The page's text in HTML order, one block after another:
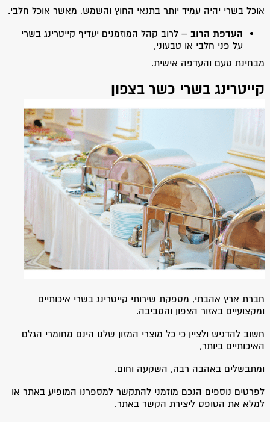
אוכל בשרי יהיה עמיד יותר בתנאי החוץ והשמש, מאשר אוכל חלבי.
העדפת הרוב –לרוב קהל המוזמנים יעדיף קייטרינג בשרי
על פני חלבי או טבעוני,
מבחינת טעם והעדפה אישית.
קייטרינג בשרי כשר בצפון
חברת ארץ אהבתי, מספקת שירותי קייטרינג בשרי איכותיים
ומקצועיים באזור הצפון והסביבה.
חשוב להדגיש ולציין כי כל מוצרי המזון שלנו הינם מחומרי הגלם
האיכותיים ביותר,
ומתבשלים באהבה רבה, השקעה וחום.
לפרטים נוספים הנכם מוזמני להתקשר למספרנו המופיע באתר או
למלא את הטופס ליצירת הקשר באתר.